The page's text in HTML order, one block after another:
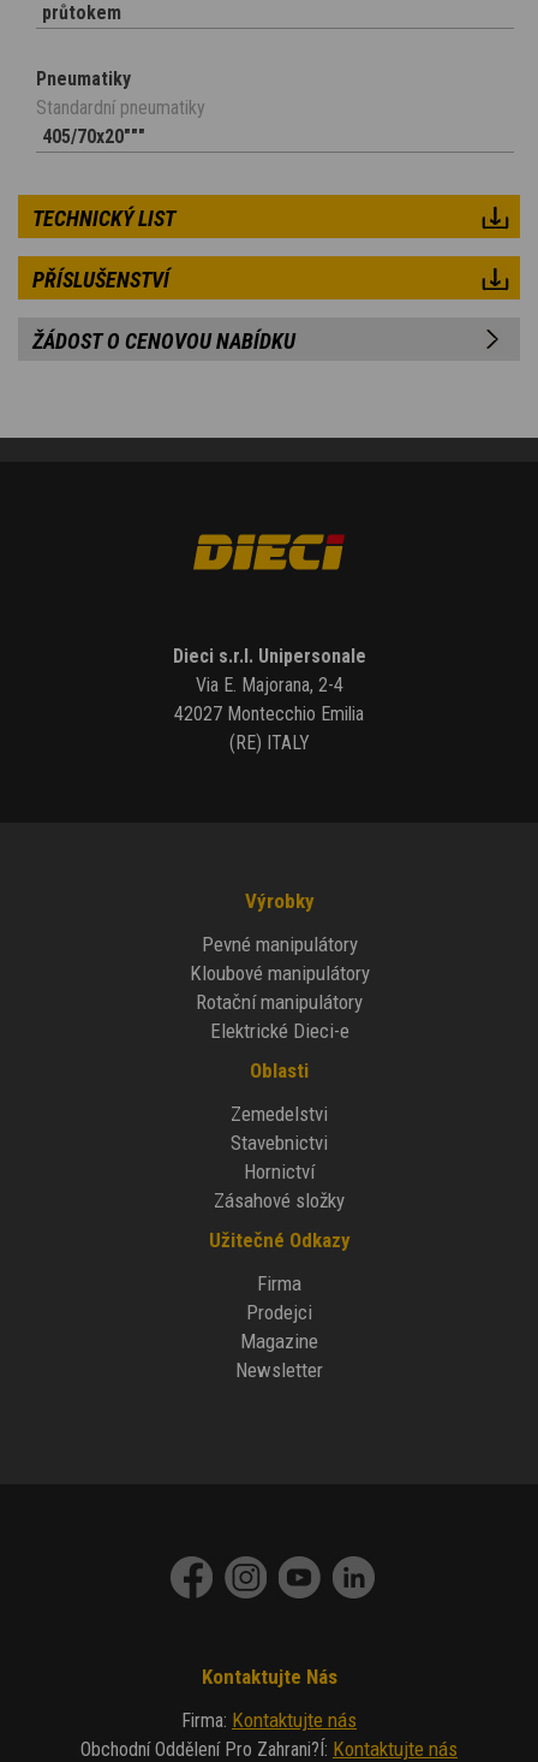
průtokem
Pneumatiky
Standardní pneumatiky
405/70x20"""
TECHNICKÝ LIST
PŘÍSLUŠENSTVÍ
ŽÁDOST O CENOVOU NABÍDKU
Dieci s.r.l. Unipersonale
Via E. Majorana, 2-4
42027 Montecchio Emilia
(RE) ITALY
Výrobky
Pevné manipulátory
Kloubové manipulátory
Rotační manipulátory
Elektrické Dieci-e
Oblasti
Zemedelstvi
Stavebnictvi
Hornictví
Zásahové složky
Užitečné Odkazy
Firma
Prodejci
Magazine
Newsletter
Kontaktujte Nás
Firma: Kontaktujte nás
Obchodní Oddělení Pro Zahrani?í : Kontaktujte nás